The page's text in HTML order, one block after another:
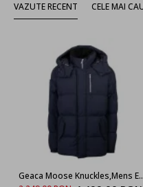
VAZUTE RECENT CELE MAI
Geaca Moose